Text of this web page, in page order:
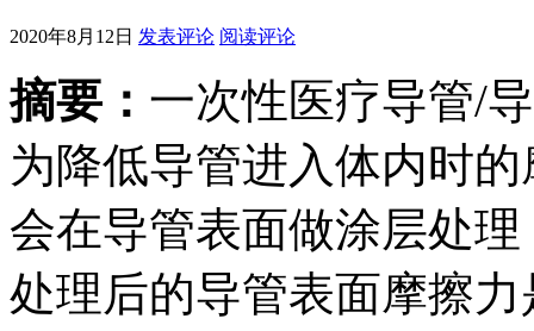
2020年8月12日 发表评论 阅读评论
摘要： 一次性医疗导管/
为降低导管进入体内时
会在导管表面做涂层处
处理后的导管表面摩擦